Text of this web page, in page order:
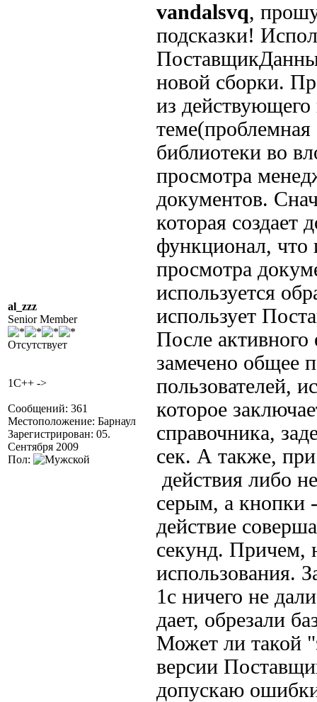
al_zzz
Senior Member
Отсутствует
1C++ ->
Сообщений: 361
Местоположение: Барнаул
Зарегистрирован: 05.
Сентября 2009
Пол:
vandalsvq,
подсказки!
новой сборки.
из действующего
теме(проблемная
библиотеки во
просмотра
документов.
которая создает
функционал, что
просмотра
используется
использует
После
замечено общее
пользователей,
которое
справочника,
сек. А также,
действия либо
серым, а кнопки
действие
секунд. Причем,
использования.
1с ничего не
дает, обрезали
Может ли такой
версии
допускаю